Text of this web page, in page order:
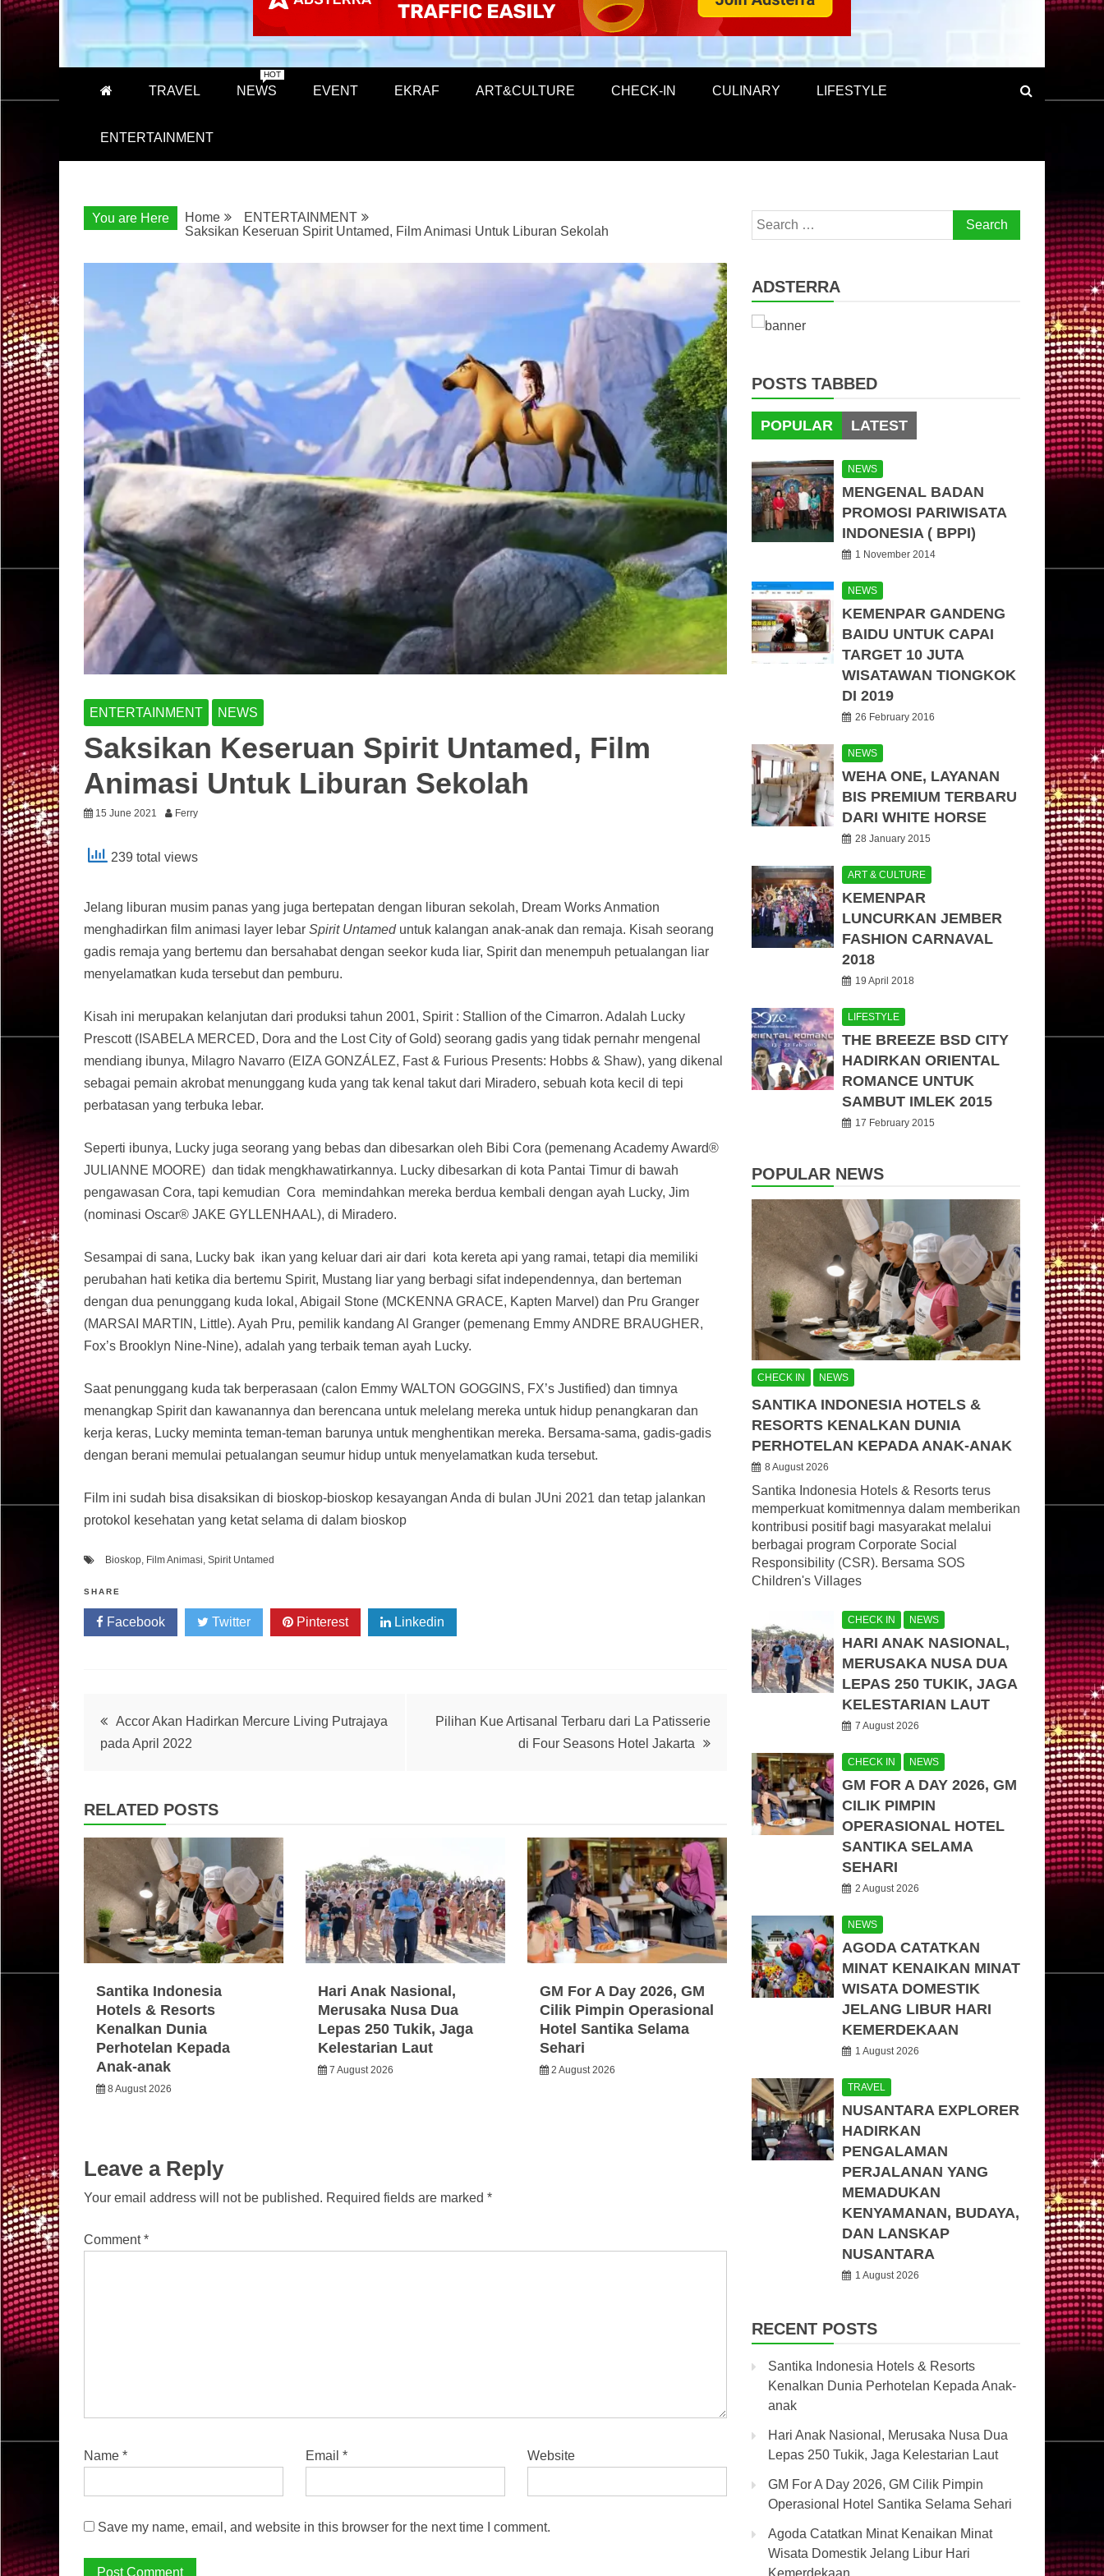
TRAVEL NEWS
HOT
EVENT EKRAF ART&CULTURE CHECK-IN CULINARY LIFESTYLE
ENTERTAINMENT
You are Here Home
ENTERTAINMENT
Saksikan Keseruan Spirit Untamed, Film Animasi Untuk Liburan Sekolah
ENTERTAINMENT NEWS
Saksikan Keseruan Spirit Untamed, Film
Animasi Untuk Liburan Sekolah
15 June 2021 Ferry
239 total views
Jelang liburan musim panas yang juga bertepatan dengan liburan sekolah, Dream Works Anmation
menghadirkan film animasi layer lebar Spirit Untameduntuk kalangan anak-anak dan remaja. Kisah seorang
gadis remaja yang bertemu dan bersahabat dengan seekor kuda liar, Spirit dan menempuh petualangan liar
menyelamatkan kuda tersebut dan pemburu.
Kisah ini merupakan kelanjutan dari produksi tahun 2001, Spirit : Stallion of the Cimarron. Adalah Lucky
Prescott (ISABELA MERCED, Dora and the Lost City of Gold) seorang gadis yang tidak pernahr mengenal
mendiang ibunya, Milagro Navarro (EIZA GONZÁLEZ, Fast & Furious Presents: Hobbs & Shaw), yang dikenal
sebagai pemain akrobat menunggang kuda yang tak kenal takut dari Miradero, sebuah kota kecil di tepi
perbatasan yang terbuka lebar.
Seperti ibunya, Lucky juga seorang yang bebas dan dibesarkan oleh Bibi Cora (pemenang Academy Award®
JULIANNE MOORE) dan tidak mengkhawatirkannya. Lucky dibesarkan di kota Pantai Timur di bawah
pengawasan Cora, tapi kemudian Cora memindahkan mereka berdua kembali dengan ayah Lucky, Jim
(nominasi Oscar® JAKE GYLLENHAAL), di Miradero.
Sesampai di sana, Lucky bak ikan yang keluar dari air dari kota kereta api yang ramai, tetapi dia memiliki
perubahan hati ketika dia bertemu Spirit, Mustang liar yang berbagi sifat independennya, dan berteman
dengan dua penunggang kuda lokal, Abigail Stone (MCKENNA GRACE, Kapten Marvel) dan Pru Granger
(MARSAI MARTIN, Little). Ayah Pru, pemilik kandang Al Granger (pemenang Emmy ANDRE BRAUGHER,
Fox’s Brooklyn Nine-Nine), adalah yang terbaik teman ayah Lucky.
Saat penunggang kuda tak berperasaan (calon Emmy WALTON GOGGINS, FX’s Justified) dan timnya
menangkap Spirit dan kawanannya dan berencana untuk melelang mereka untuk hidup penangkaran dan
kerja keras, Lucky meminta teman-teman barunya untuk menghentikan mereka. Bersama-sama, gadis-gadis
dengan berani memulai petualangan seumur hidup untuk menyelamatkan kuda tersebut.
Film ini sudah bisa disaksikan di bioskop-bioskop kesayangan Anda di bulan JUni 2021 dan tetap jalankan
protokol kesehatan yang ketat selama di dalam bioskop
Bioskop, Film Animasi, Spirit Untamed
SHARE
Facebook Twitter Pinterest Linkedin
Post
navigation
Accor Akan Hadirkan Mercure Living Putrajaya
pada April 2022
Pilihan Kue Artisanal Terbaru dari La Patisserie
di Four Seasons Hotel Jakarta
RELATED POSTS
Santika Indonesia
Hotels & Resorts
Kenalkan Dunia
Perhotelan Kepada
Anak-anak
8 August 2026
Hari Anak Nasional,
Merusaka Nusa Dua
Lepas 250 Tukik, Jaga
Kelestarian Laut
7 August 2026
GM For A Day 2026, GM
Cilik Pimpin Operasional
Hotel Santika Selama
Sehari
2 August 2026
Leave a Reply
Your email address will not be published. Required fields are marked *
Comment*
Name * Email* Website
Save my name, email, and website in this browser for the next time I comment.
Search
for:
ADSTERRA
POSTS TABBED
POPULAR LATEST
NEWS
MENGENAL BADAN
PROMOSI PARIWISATA
INDONESIA ( BPPI)
1 November 2014
NEWS
KEMENPAR GANDENG
BAIDU UNTUK CAPAI
TARGET 10 JUTA
WISATAWAN TIONGKOK
DI 2019
26 February 2016
NEWS
WEHA ONE, LAYANAN
BIS PREMIUM TERBARU
DARI WHITE HORSE
28 January 2015
ART & CULTURE
KEMENPAR
LUNCURKAN JEMBER
FASHION CARNAVAL
2018
19 April 2018
LIFESTYLE
THE BREEZE BSD CITY
HADIRKAN ORIENTAL
ROMANCE UNTUK
SAMBUT IMLEK 2015
17 February 2015
POPULAR NEWS
CHECK IN NEWS
SANTIKA INDONESIA HOTELS &
RESORTS KENALKAN DUNIA
PERHOTELAN KEPADA ANAK-ANAK
8 August 2026
Santika Indonesia Hotels & Resorts terus
memperkuat komitmennya dalam memberikan
kontribusi positif bagi masyarakat melalui
berbagai program Corporate Social
Responsibility (CSR). Bersama SOS
Children's Villages
CHECK IN NEWS
HARI ANAK NASIONAL,
MERUSAKA NUSA DUA
LEPAS 250 TUKIK, JAGA
KELESTARIAN LAUT
7 August 2026
CHECK IN NEWS
GM FOR A DAY 2026, GM
CILIK PIMPIN
OPERASIONAL HOTEL
SANTIKA SELAMA
SEHARI
2 August 2026
NEWS
AGODA CATATKAN
MINAT KENAIKAN MINAT
WISATA DOMESTIK
JELANG LIBUR HARI
KEMERDEKAAN
1 August 2026
TRAVEL
NUSANTARA EXPLORER
HADIRKAN
PENGALAMAN
PERJALANAN YANG
MEMADUKAN
KENYAMANAN, BUDAYA,
DAN LANSKAP
NUSANTARA
1 August 2026
RECENT POSTS
Santika Indonesia Hotels & Resorts
Kenalkan Dunia Perhotelan Kepada Anak-
anak
Hari Anak Nasional, Merusaka Nusa Dua
Lepas 250 Tukik, Jaga Kelestarian Laut
GM For A Day 2026, GM Cilik Pimpin
Operasional Hotel Santika Selama Sehari
Agoda Catatkan Minat Kenaikan Minat
Wisata Domestik Jelang Libur Hari